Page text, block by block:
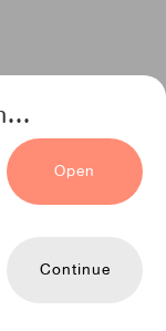
Open
Continue